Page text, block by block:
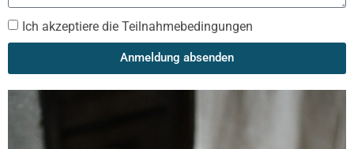
Ich akzeptiere die Teilnahmebedingungen
Anmeldung absenden